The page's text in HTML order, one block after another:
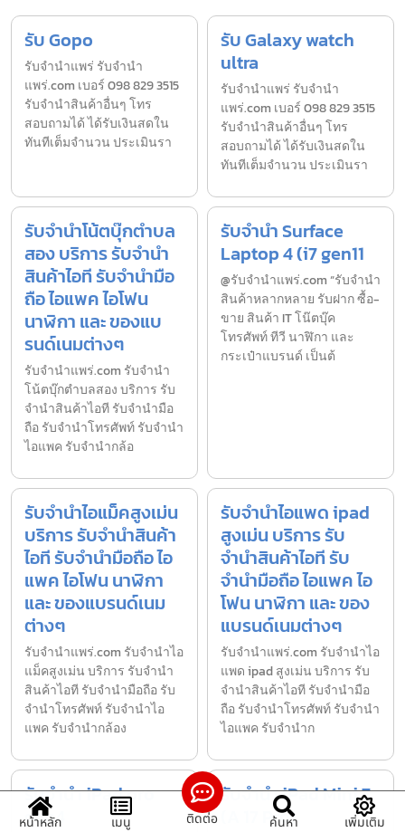
รับ Gopo
รับจํานำแพร่ รับจํานํา
แพร่.com เบอร์ 098 829 3515
รับจำนำสินค้าอื่นๆ โทร
สอบถามได้ ได้รับเงินสดใน
ทันทีเต็มจำนวน ประเมินรา
รับ Galaxy watch
ultra
รับจํานำแพร่ รับจํานํา
แพร่.com เบอร์ 098 829 3515
รับจำนำสินค้าอื่นๆ โทร
สอบถามได้ ได้รับเงินสดใน
ทันทีเต็มจำนวน ประเมินรา
รับจำนำโน้ตบุ๊กตำบล
สอง บริการ รับจำนำ
สินค้าไอที รับจำนำมือ
ถือ ไอแพค ไอโฟน
นาฬิกา และ ของแบ
รนด์เนมต่างๆ
รับจํานําแพร่.com รับจำนำ
โน้ตบุ๊กตำบลสอง บริการ รับ
จำนำสินค้าไอที รับจำนำมือ
ถือ รับจำนำโทรศัพท์ รับจำนำ
ไอแพค รับจำนำกล้อ
รับจำนำ Surface
Laptop 4 (i7 gen11
@รับจำนำแพร่.com “รับจำนำ
สินค้าหลากหลาย รับฝาก ซื้อ-
ขาย สินค้า IT โน๊ตบุ๊ค
โทรศัพท์ ทีวี นาฬิกา และ
กระเป๋าแบรนด์ เป็นต้
รับจำนำไอแม็คสูงเม่น
บริการ รับจำนำสินค้า
ไอที รับจำนำมือถือ ไอ
แพค ไอโฟน นาฬิกา
และ ของแบรนด์เนม
ต่างๆ
รับจํานําแพร่.com รับจำนำไอ
แม็คสูงเม่น บริการ รับจำนำ
สินค้าไอที รับจำนำมือถือ รับ
จำนำโทรศัพท์ รับจำนำไอ
แพค รับจำนำกล้อง
รับจำนำไอแพด ipad
สูงเม่น บริการ รับ
จำนำสินค้าไอที รับ
จำนำมือถือ ไอแพค ไอ
โฟน นาฬิกา และ ของ
แบรนด์เนมต่างๆ
รับจํานําแพร่.com รับจำนำไอ
แพด ipad สูงเม่น บริการ รับ
จำนำสินค้าไอที รับจำนำมือ
ถือ รับจำนำโทรศัพท์ รับจำนำ
ไอแพค รับจำนำก
รับจำนำ iPad pro
gen4
รับจำนำ iPad Mini 7
(A 17 Pro)
หน้าหลัก เมนู ติดต่อ ค้นหา เพิ่มเติม